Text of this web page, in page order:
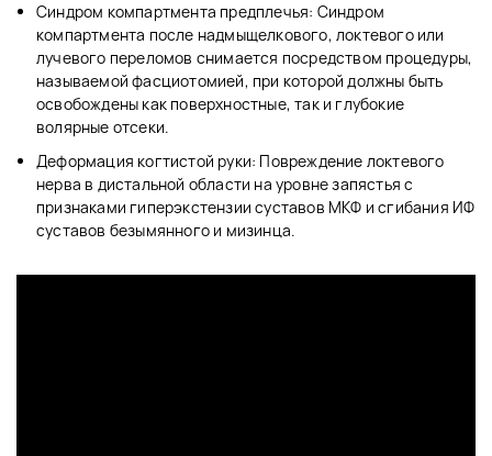
Синдром компартмента предплечья: Синдром
компартмента после надмыщелкового, локтевого или
лучевого переломов снимается посредством процедуры,
называемой фасциотомией, при которой должны быть
освобождены как поверхностные, так и глубокие
волярные отсеки.
Деформация когтистой руки: Повреждение локтевого
нерва в дистальной области на уровне запястья с
признаками гиперэкстензии суставов МКФ и сгибания ИФ
суставов безымянного и мизинца.